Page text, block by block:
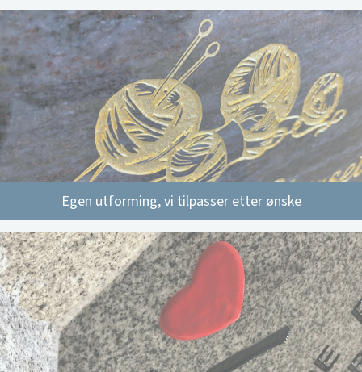
Egen utforming, vi tilpasser etter ønske